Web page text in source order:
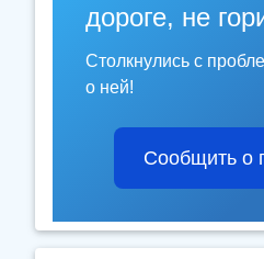
дороге, не
Столкнулись с
о ней!
Сообщить о